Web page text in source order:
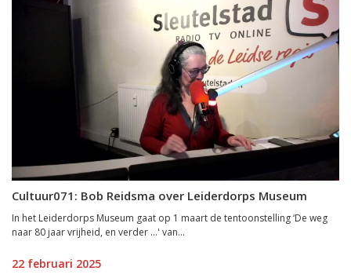
Cultuur071: Bob Reidsma over Leiderdorps Museum
In het Leiderdorps Museum gaat op 1 maart de tentoonstelling ‘De weg
naar 80 jaar vrijheid, en verder …' van...
22 februari 2025